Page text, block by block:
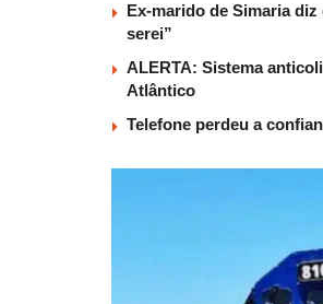
Ex-marido de Simaria
serei”
ALERTA: Sistema
Atlântico
Telefone perdeu a